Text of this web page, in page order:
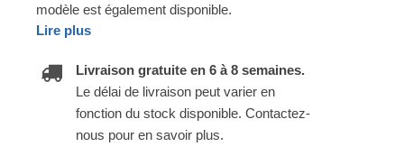
modèle est également disponible.
Lire plus
Livraison gratuite en 6 à 8 semaines.
Le délai de livraison peut varier en
fonction du stock disponible. Contactez-
nous pour en savoir plus.